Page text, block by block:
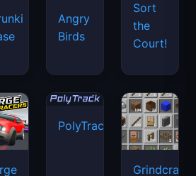
Angry
Birds
Sort
the
Court!
PolyTrack
Grindcraft